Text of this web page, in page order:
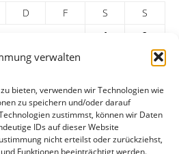
verwalten
bieten, verwenden wir Technologien wie
zu speichern und/oder darauf
zustimmst, können wir Daten
IDs auf dieser Website
nicht erteilst oder zurückziehst,
Funktionen beeinträchtigt werden.
D F S
S
1
2
6 7
20 21 22
27 28 29